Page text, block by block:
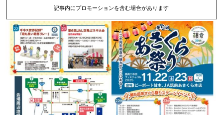
記事内にプロモーションを含む場合があります